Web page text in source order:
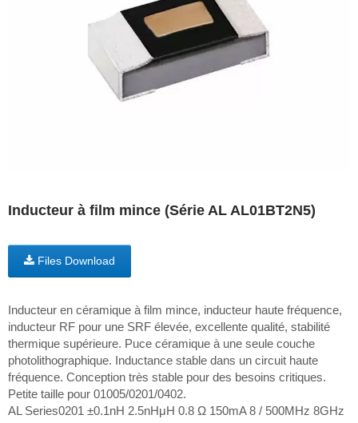
Inducteur à film mince (Série AL AL01BT2N5)
Files Download
Inducteur en céramique à film mince, inducteur haute fréquence,
inducteur RF pour une SRF élevée, excellente qualité, stabilité
thermique supérieure. Puce céramique à une seule couche
photolithographique. Inductance stable dans un circuit haute
fréquence. Conception très stable pour des besoins critiques.
Petite taille pour 01005/0201/0402.
AL Series0201 ±0.1nH 2.5nHμH 0.8 Ω 150mA 8 / 500MHz 8GHz